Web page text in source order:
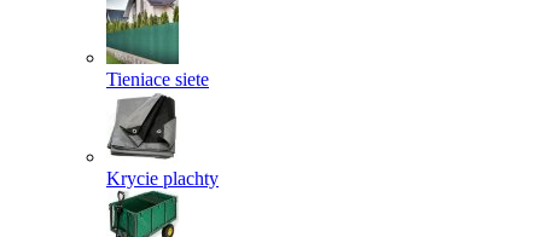
Tieniace siete
Krycie plachty